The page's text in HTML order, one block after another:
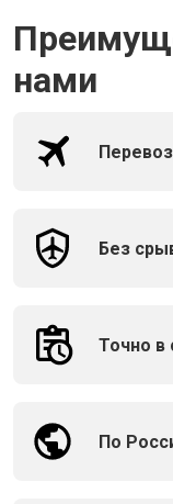
нами
Без
Точно в
По